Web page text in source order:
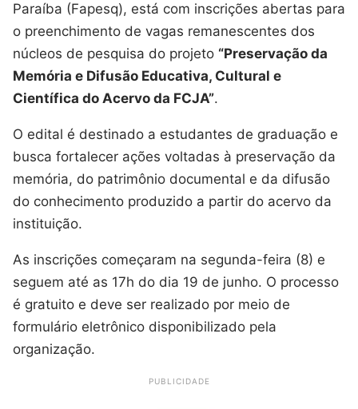
Paraíba (Fapesq), está com inscrições abertas para
o preenchimento de vagas remanescentes dos
núcleos de pesquisa do projeto “Preservação da
Memória e Difusão Educativa, Cultural e
Científica do Acervo da FCJA”.
O edital é destinado a estudantes de graduação e
busca fortalecer ações voltadas à preservação da
memória, do patrimônio documental e da difusão
do conhecimento produzido a partir do acervo da
instituição.
As inscrições começaram na segunda-feira (8) e
seguem até as 17h do dia 19 de junho. O processo
é gratuito e deve ser realizado por meio de
formulário eletrônico disponibilizado pela
organização.
PUBLICIDADE